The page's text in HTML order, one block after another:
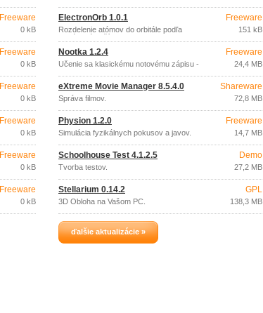
Freeware
0 kB
Freeware
0 kB
Freeware
0 kB
Freeware
0 kB
Freeware
0 kB
Freeware
0 kB
ElectronOrb 1.0.1
Rozdelenie atómov do orbitále podľa
protónového čísla.
Freeware
151 kB
Nootka 1.2.4
Učenie sa klasickému notovému zápisu -
Freeware
24,4 MB
eXtreme Movie Manager 8.5.4.0
Správa filmov.
Shareware
72,8 MB
Physion 1.2.0
Simulácia fyzikálnych pokusov a javov.
Freeware
14,7 MB
Schoolhouse Test 4.1.2.5
Tvorba testov.
Demo
27,2 MB
Stellarium 0.14.2
3D Obloha na Vašom PC.
GPL
138,3 MB
ďalšie aktualizácie »